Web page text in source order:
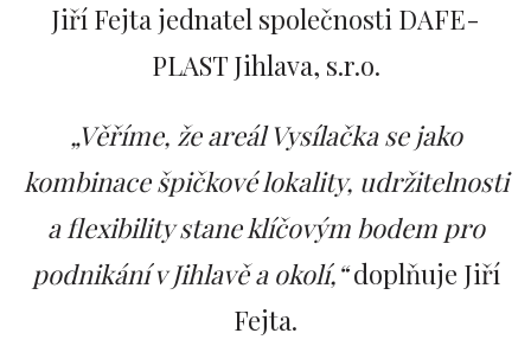
Jiří Fejta jednatel společnosti DAFE-
PLAST Jihlava, s.r.o.
„Věříme, že areál Vysílačka se jako
kombinace špičkové lokality, udržitelnosti
a flexibility stane klíčovým bodem pro
podnikání v Jihlavě a okolí,“doplňuje Jiří
Fejta.